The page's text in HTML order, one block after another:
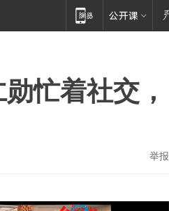
忙着社交，
举报